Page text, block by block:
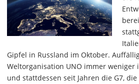
Gipfel in Russland im Oktober.
Weltorganisation UNO immer weniger
und stattdessen seit Jahren die G7,